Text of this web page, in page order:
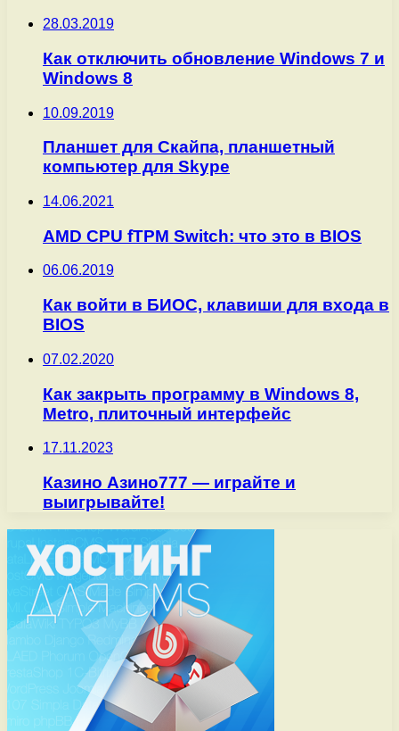
28.03.2019
Как отключить обновление Windows 7 и
Windows 8
10.09.2019
Планшет для Скайпа, планшетный
компьютер для Skype
14.06.2021
AMD CPU fTPM Switch: что это в BIOS
06.06.2019
Как войти в БИОС, клавиши для входа в
BIOS
07.02.2020
Как закрыть программу в Windows 8,
Metro, плиточный интерфейс
17.11.2023
Казино Азино777 — играйте и
выигрывайте!